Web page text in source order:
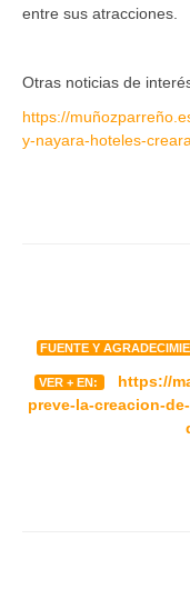
entre sus atracciones.
Otras noticias de
https://
y-nayara-hoteles-
FUENTE Y
VER + EN:
https://
preve-la-creacion-